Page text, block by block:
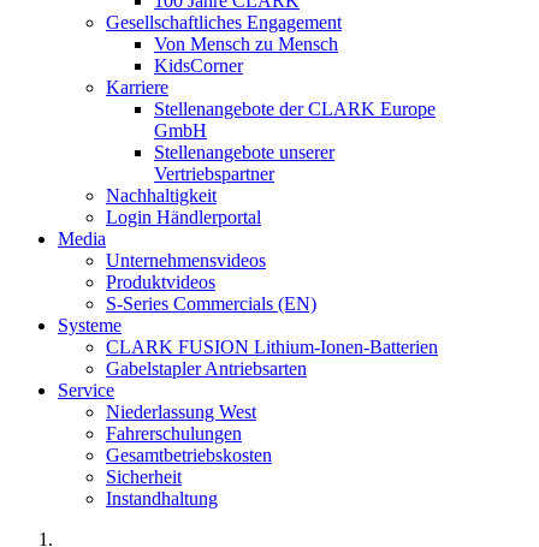
Gesellschaftliches Engagement
Von Mensch zu Mensch
KidsCorner
Karriere
Stellenangebote der CLARK Europe
GmbH
Stellenangebote unserer
Vertriebspartner
Nachhaltigkeit
Login Händlerportal
Media
Unternehmensvideos
Produktvideos
S-Series Commercials (EN)
Systeme
CLARK FUSION Lithium-Ionen-Batterien
Gabelstapler Antriebsarten
Service
Niederlassung West
Fahrerschulungen
Gesamtbetriebskosten
Sicherheit
Instandhaltung